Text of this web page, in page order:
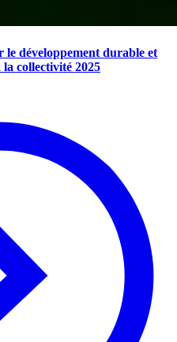
développement durable et
collectivité 2025